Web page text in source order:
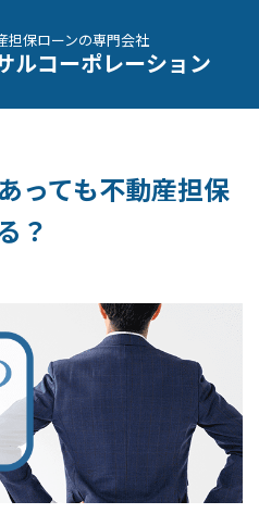
担保ローンの専門会社
ルコーポレーション
っても不動産担保
？